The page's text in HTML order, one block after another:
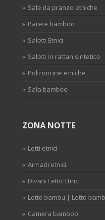
Sale da pranzo etniche
Parete bamboo
Salotti Etnici
Salotti in rattan sintetico
Poltroncine etniche
Sala bamboo
ZONA NOTTE
Letti etnici
Armadi etnici
Divani Letto Etnici
Letto bambu | Letto
Camera bamboo